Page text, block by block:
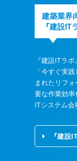
建築業界
『建設IT
『建設ITラボ
「今すぐ実
まれたリフ
要な作業効
ITシステム会
『建設